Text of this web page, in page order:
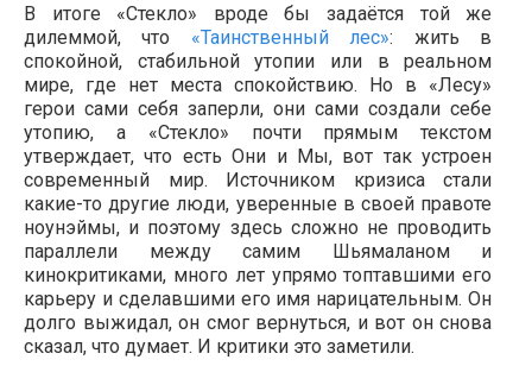
В итоге «Стекло» вроде бы задаётся той же
дилеммой, что «Таинственный лес»: жить в
спокойной, стабильной утопии или в реальном
мире, где нет места спокойствию. Но в «Лесу»
герои сами себя заперли, они сами создали себе
утопию, а «Стекло» почти прямым текстом
утверждает, что есть Они и Мы, вот так устроен
современный мир. Источником кризиса стали
какие-то другие люди, уверенные в своей правоте
ноунэймы, и поэтому здесь сложно не проводить
параллели между самим Шьямаланом и
кинокритиками, много лет упрямо топтавшими его
карьеру и сделавшими его имя нарицательным. Он
долго выжидал, он смог вернуться, и вот он снова
сказал, что думает. И критики это заметили.